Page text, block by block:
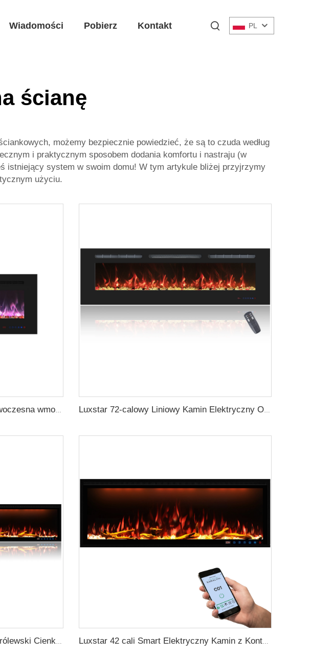
Wiadomości Pobierz Kontakt PL
ścianę
możemy bezpiecznie powiedzieć, że są to czuda według
i praktycznym sposobem dodania komfortu i nastraju (w
istniejący system w swoim domu! W tym artykule bliżej przyjrzymy
użyciu.
grzałka multimedialna 39 cali, nowoczesna wmontowana i na ścianę z 13 kolorami dekoracyjnych ram
Luxstar 88-calowy Wewnętrzny Królewski Cienki LEDowy Kamin Elektryczny Zestawy Grzejników Do Użytku Domowego Sterowany Za Pomocą Aplikacji Z Google Home i Alexa Luxstar 42 cali Smart Elektryczny Kamin z Kontrolą za pomocą Aplikacji Dekoracyjne Płomienie Elektryczny Kamin Nastawiony na Ścianę do Sprzedaży